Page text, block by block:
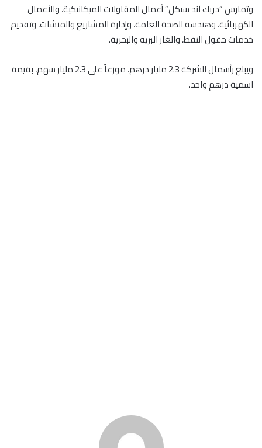
وتمارس “دريك آند سيكل” أعمال المقاولات الميكانيكية، والأعمال
الكهربائية، وهندسة الصحة العامة، وإدارة المشاريع والمنشآت، وتقديم
خدمات حقول النفط، والغاز البرية والبحرية.
ويبلغ رأسمال الشركة 2.3 مليار درهم، موزعاً على 2.3 مليار سهم، بقيمة
اسمية درهم واحد.